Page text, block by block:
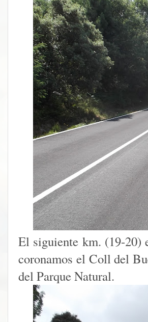
El siguiente km. (19-20)
coronamos el Coll del
del Parque Natural.